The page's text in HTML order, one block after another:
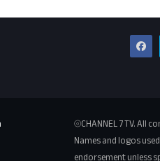
⦾CHANNEL 7 TV. All
Names and logos
endorsement unless